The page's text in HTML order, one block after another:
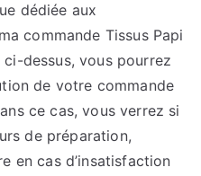
dédiée aux
commande Tissus Papi
dessus, vous pourrez
de votre commande
ce cas, vous verrez si
de préparation,
en cas d’insatisfaction